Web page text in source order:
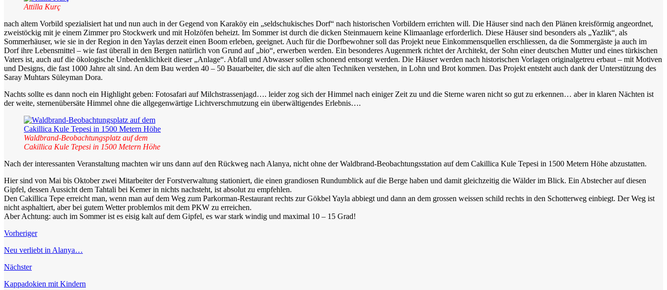
Attilla Kurç
nach altem Vorbild spezialisiert hat und nun auch in der Gegend von Karaköy ein „seldschukisches Dorf“ nach historischen Vorbildern errichten will. Die Häuser sind nach den Plänen kreisförmig angeordnet,
zweistöckig mit je einem Zimmer pro Stockwerk und mit Holzöfen beheizt. Im Sommer ist durch die dicken Steinmauern keine Klimaanlage erforderlich. Diese Häuser sind besonders als „Yazlik“, als
Sommerhäuser, wie sie in der Region in den Yaylas derzeit einen Boom erleben, geeignet. Auch für die Dorfbewohner soll das Projekt neue Einkommensquellen erschliessen, da die Sommergäste ja auch im
Dorf ihre Lebensmittel – wie fast überall in den Bergen natürlich von Grund auf „bio“, erwerben werden. Ein besonderes Augenmerk richtet der Architekt, der Sohn einer deutschen Mutter und eines türkischen
Vaters ist, auch auf die ökologische Unbedenklichkeit dieser „Anlage“. Abfall und Abwasser sollen schonend entsorgt werden. Die Häuser werden nach historischen Vorlagen originalgetreu erbaut – mit Motiven
und Designs, die fast 1000 Jahre alt sind. An dem Bau werden 40 – 50 Bauarbeiter, die sich auf die alten Techniken verstehen, in Lohn und Brot kommen. Das Projekt entsteht auch dank der Unterstützung des
Saray Muhtars Süleyman Dora.
Nachts sollte es dann noch ein Highlight geben: Fotosafari auf Milchstrassenjagd…. leider zog sich der Himmel nach einiger Zeit zu und die Sterne waren nicht so gut zu erkennen… aber in klaren Nächten ist
der weite, sternenübersäte Himmel ohne die allgegenwärtige Lichtverschmutzung ein überwältigendes Erlebnis….
Waldbrand-Beobachtungsplatz auf dem
Cakillica Kule Tepesi in 1500 Metern Höhe
Nach der interessanten Veranstaltung machten wir uns dann auf den Rückweg nach Alanya, nicht ohne der Waldbrand-Beobachtungsstation auf dem Cakillica Kule Tepesi in 1500 Metern Höhe abzustatten.
Hier sind von Mai bis Oktober zwei Mitarbeiter der Forstverwaltung stationiert, die einen grandiosen Rundumblick auf die Berge haben und damit gleichzeitig die Wälder im Blick. Ein Abstecher auf diesen
Gipfel, dessen Aussicht dem Tahtali bei Kemer in nichts nachsteht, ist absolut zu empfehlen.
Den Cakillica Tepe erreicht man, wenn man auf dem Weg zum Parkorman-Restaurant rechts zur Gökbel Yayla abbiegt und dann an dem grossen weissen schild rechts in den Schotterweg einbiegt. Der Weg ist
nicht asphaltiert, aber bei gutem Wetter problemlos mit dem PKW zu erreichen.
Aber Achtung: auch im Sommer ist es eisig kalt auf dem Gipfel, es war stark windig und maximal 10 – 15 Grad!
Vorheriger
Neu verliebt in Alanya…
Nächster
Kappadokien mit Kindern